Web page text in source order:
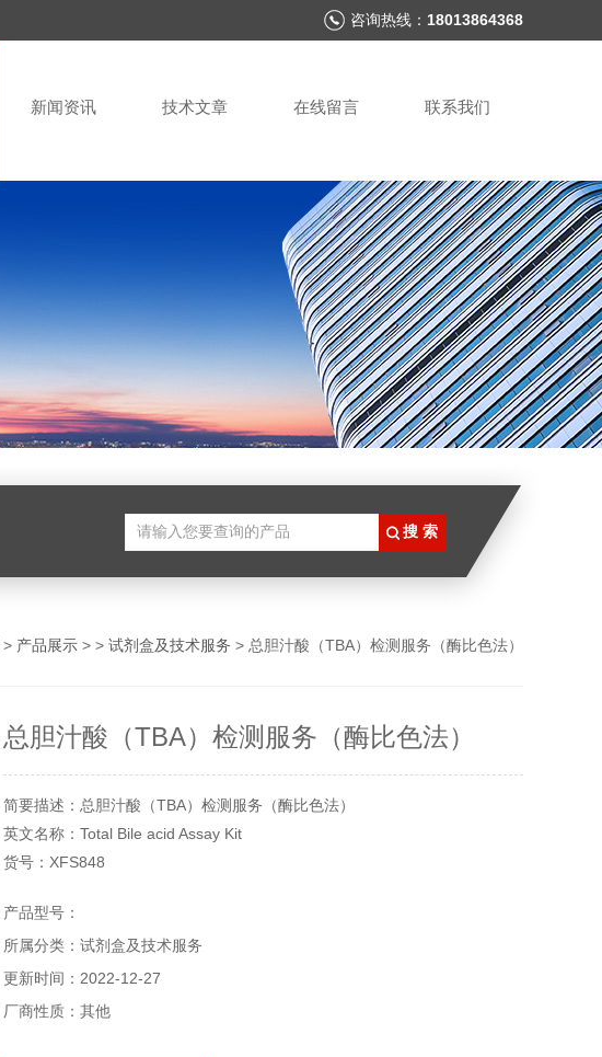
咨询热线： 18013864368
新闻资讯 技术文章 在线留言 联系我们
> 产品展示 > > 试剂盒及技术服务 > 总胆汁酸（TBA）检测服务（酶比色法）
总胆汁酸（TBA）检测服务（酶比色法）
简要描述：总胆汁酸（TBA）检测服务（酶比色法）
英文名称：Total Bile acid Assay Kit
货号：XFS848
产品型号：
所属分类：试剂盒及技术服务
更新时间：2022-12-27
厂商性质：其他